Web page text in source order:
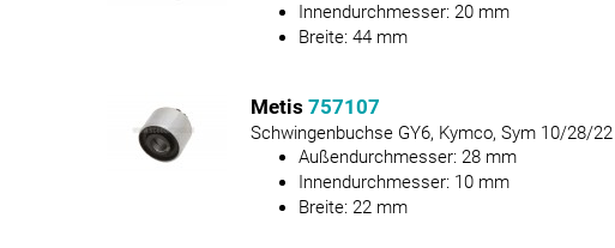
Innendurchmesser: 20 mm
Breite: 44 mm
Metis 757107
Schwingenbuchse GY6, Kymco, Sym 10/28/22
Außendurchmesser: 28 mm
Innendurchmesser: 10 mm
Breite: 22 mm